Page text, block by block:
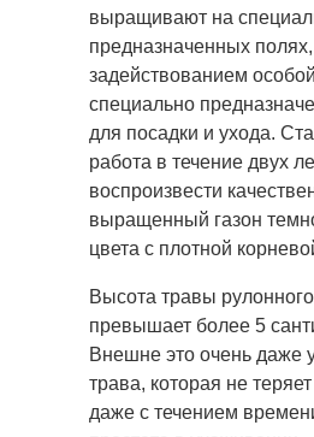
выращивают на
предназначенных
задействованием
специально
для посадки и ухода.
работа в течение двух
воспроизвести
выращенный газон
цвета с плотной
Высота травы
превышает более 5
Внешне это очень даже
трава, которая не
даже с течением